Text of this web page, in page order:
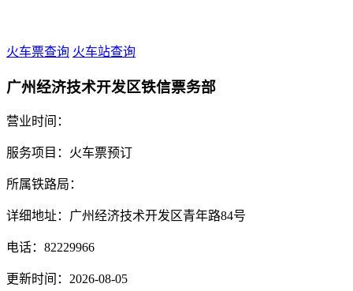
火车票查询 火车站查询
广州经济技术开发区铁信票务部
营业时间：
服务项目：火车票预订
所属铁路局：
详细地址：广州经济技术开发区青年路84号
电话：82229966
更新时间：2026-08-05